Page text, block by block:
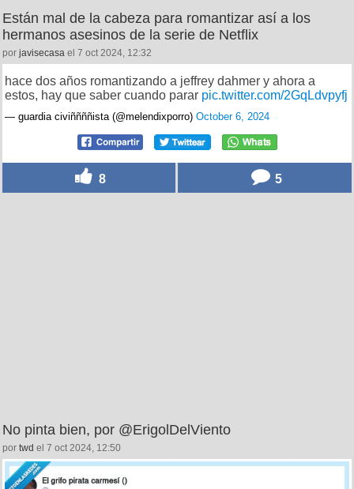
Están mal de la cabeza para romantizar así a los
hermanos asesinos de la serie de Netflix
por javisecasa el 7 oct 2024, 12:32
hace dos años romantizando a jeffrey dahmer y ahora a
estos, hay que saber cuando parar pic.twitter.com/2GqLdvpyfj
— guardia civiññññista (@melendixporro) October 6, 2024
8 5
No pinta bien, por @ErigolDelViento
por twd el 7 oct 2024, 12:50